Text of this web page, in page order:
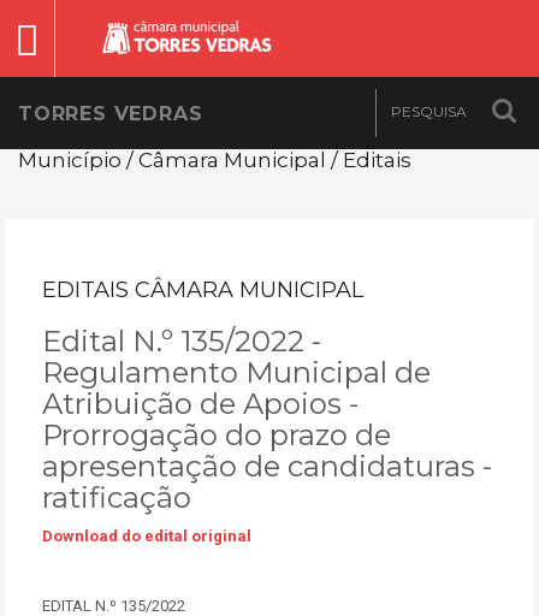
TORRES VEDRAS
Município / Câmara Municipal / Editais
EDITAIS CÂMARA MUNICIPAL
Edital N.º 135/2022 -
Regulamento Municipal de
Atribuição de Apoios -
Prorrogação do prazo de
apresentação de candidaturas -
ratificação
Download do edital original
EDITAL N.º 135/2022